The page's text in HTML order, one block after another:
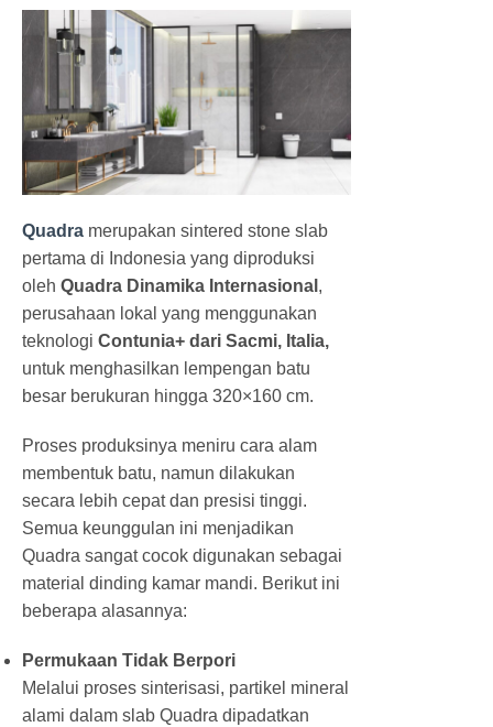
Quadra merupakan sintered stone slab
pertama di Indonesia yang diproduksi
oleh Quadra Dinamika Internasional ,
perusahaan lokal yang menggunakan
teknologi Contunia+ dari Sacmi, Italia,
untuk menghasilkan lempengan batu
besar berukuran hingga 320×160 cm.
Proses produksinya meniru cara alam
membentuk batu, namun dilakukan
secara lebih cepat dan presisi tinggi.
Semua keunggulan ini menjadikan
Quadra sangat cocok digunakan sebagai
material dinding kamar mandi. Berikut ini
beberapa alasannya:
Permukaan Tidak Berpori
Melalui proses sinterisasi, partikel mineral
alami dalam slab Quadra dipadatkan